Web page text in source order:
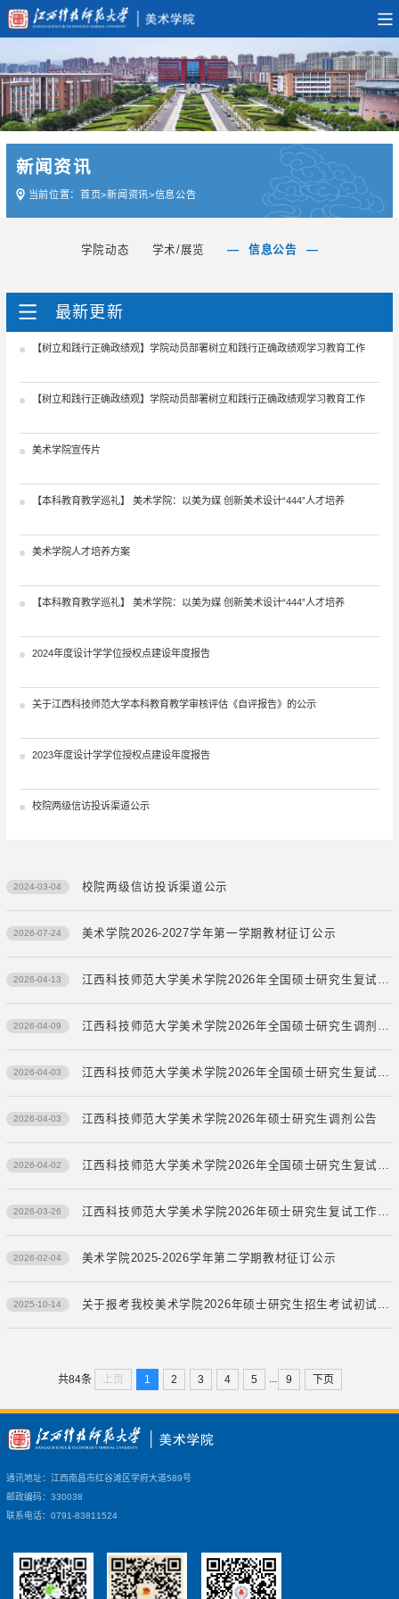
新闻资讯
当前位置： 首页>新闻资讯>信息公告
学院动态 学术/展览 信息公告
最新更新
【树立和践行正确政绩观】学院动员部署树立和践行正确政绩观学习教育工作
【树立和践行正确政绩观】学院动员部署树立和践行正确政绩观学习教育工作
美术学院宣传片
【本科教育教学巡礼】 美术学院：以美为媒 创新美术设计“444”人才培养
美术学院人才培养方案
【本科教育教学巡礼】 美术学院：以美为媒 创新美术设计“444”人才培养
2024年度设计学学位授权点建设年度报告
关于江西科技师范大学本科教育教学审核评估《自评报告》的公示
2023年度设计学学位授权点建设年度报告
校院两级信访投诉渠道公示
2024-03-04 校院两级信访投诉渠道公示
2026-07-24 美术学院2026-2027学年第一学期教材征订公示
2026-04-13 江西科技师范大学美术学院2026年全国硕士研究生复试成绩（调剂）
2026-04-09 江西科技师范大学美术学院2026年全国硕士研究生调剂复试名单
2026-04-03 江西科技师范大学美术学院2026年全国硕士研究生复试成绩（一志愿第二批）
2026-04-03 江西科技师范大学美术学院2026年硕士研究生调剂公告
2026-04-02 江西科技师范大学美术学院2026年全国硕士研究生复试成绩（一志愿第一批）
2026-03-26 江西科技师范大学美术学院2026年硕士研究生复试工作实施细则
2026-02-04 美术学院2025-2026学年第二学期教材征订公示
2025-10-14 关于报考我校美术学院2026年硕士研究生招生考试初试相关自命题科目用具调整的公告
共84条 上页 1 2 3 4 5 9 下页
通讯地址：江西南昌市红谷滩区学府大道589号
邮政编码：330038
联系电话：0791-83811524